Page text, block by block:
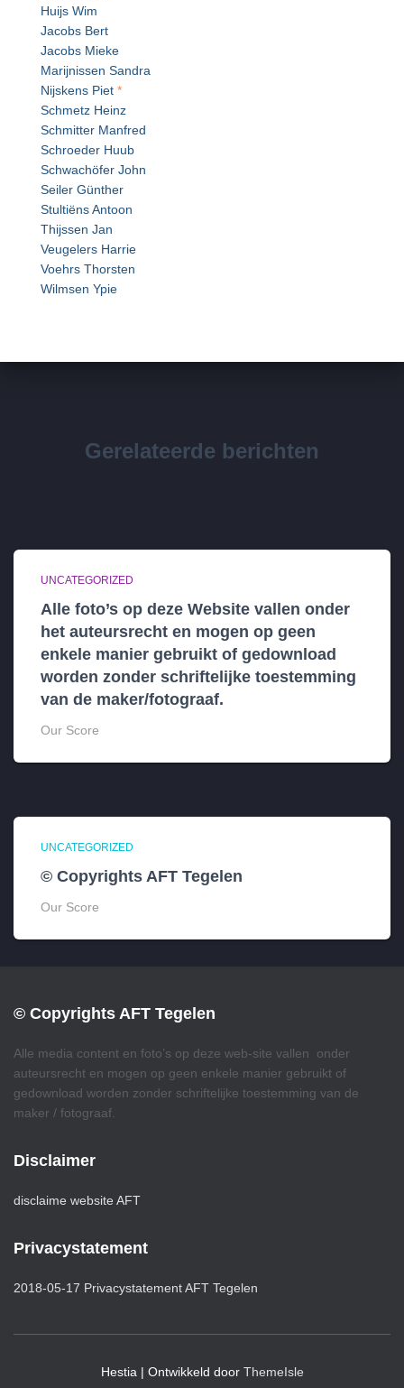
Huijs Wim
Jacobs Bert
Jacobs Mieke
Marijnissen Sandra
Nijskens Piet *
Schmetz Heinz
Schmitter Manfred
Schroeder Huub
Schwachöfer John
Seiler Günther
Stultiëns Antoon
Thijssen Jan
Veugelers Harrie
Voehrs Thorsten
Wilmsen Ypie
Gerelateerde berichten
UNCATEGORIZED
Alle foto’s op deze Website vallen onder
het auteursrecht en mogen op geen
enkele manier gebruikt of gedownload
worden zonder schriftelijke toestemming
van de maker/fotograaf.
Our Score
UNCATEGORIZED
© Copyrights AFT Tegelen
Our Score
© Copyrights AFT Tegelen
Alle media content en foto’s op deze web-site vallen onder
auteursrecht en mogen op geen enkele manier gebruikt of
gedownload worden zonder schriftelijke toestemming van de
maker / fotograaf.
Disclaimer
disclaime website AFT
Privacystatement
2018-05-17 Privacystatement AFT Tegelen
Hestia | Ontwikkeld door ThemeIsle